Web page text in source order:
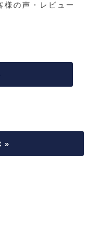
様の声・レビュー
»